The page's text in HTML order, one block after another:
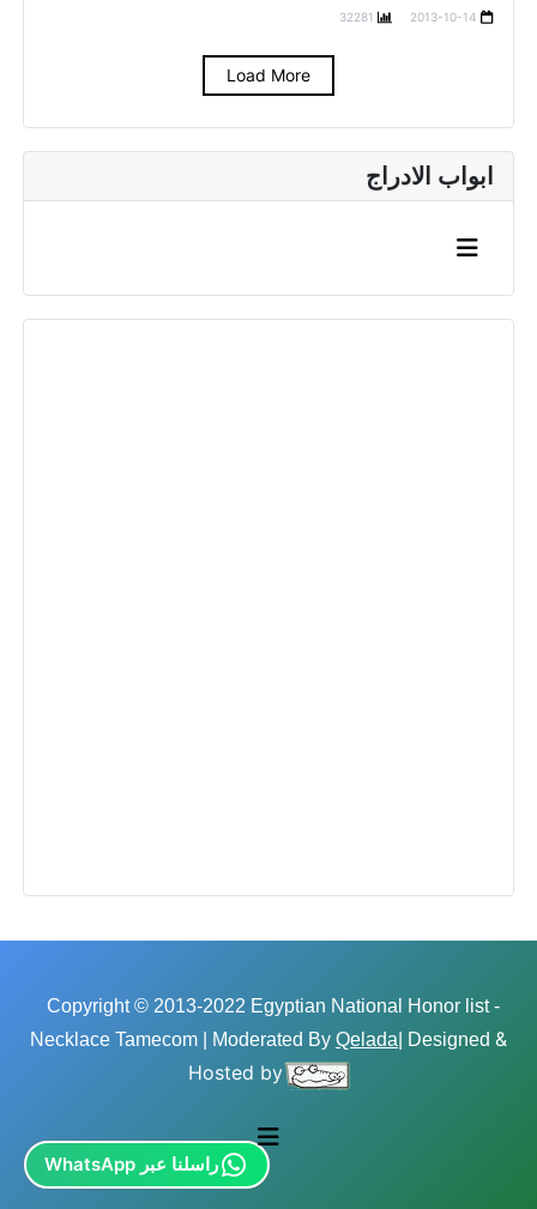
ابواب الادراج
راسلنا عبر WhatsApp
2013-10-14
32281
Load More
Copyright © 2013-2022 Egyptian National Honor list -
Necklace Tamecom | Moderated By Qelada | Designed &
Hosted by